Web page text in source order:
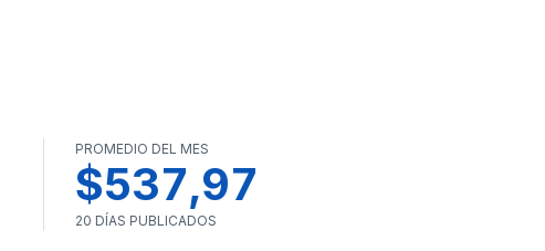
PROMEDIO DEL MES
$537,97
20 DÍAS PUBLICADOS